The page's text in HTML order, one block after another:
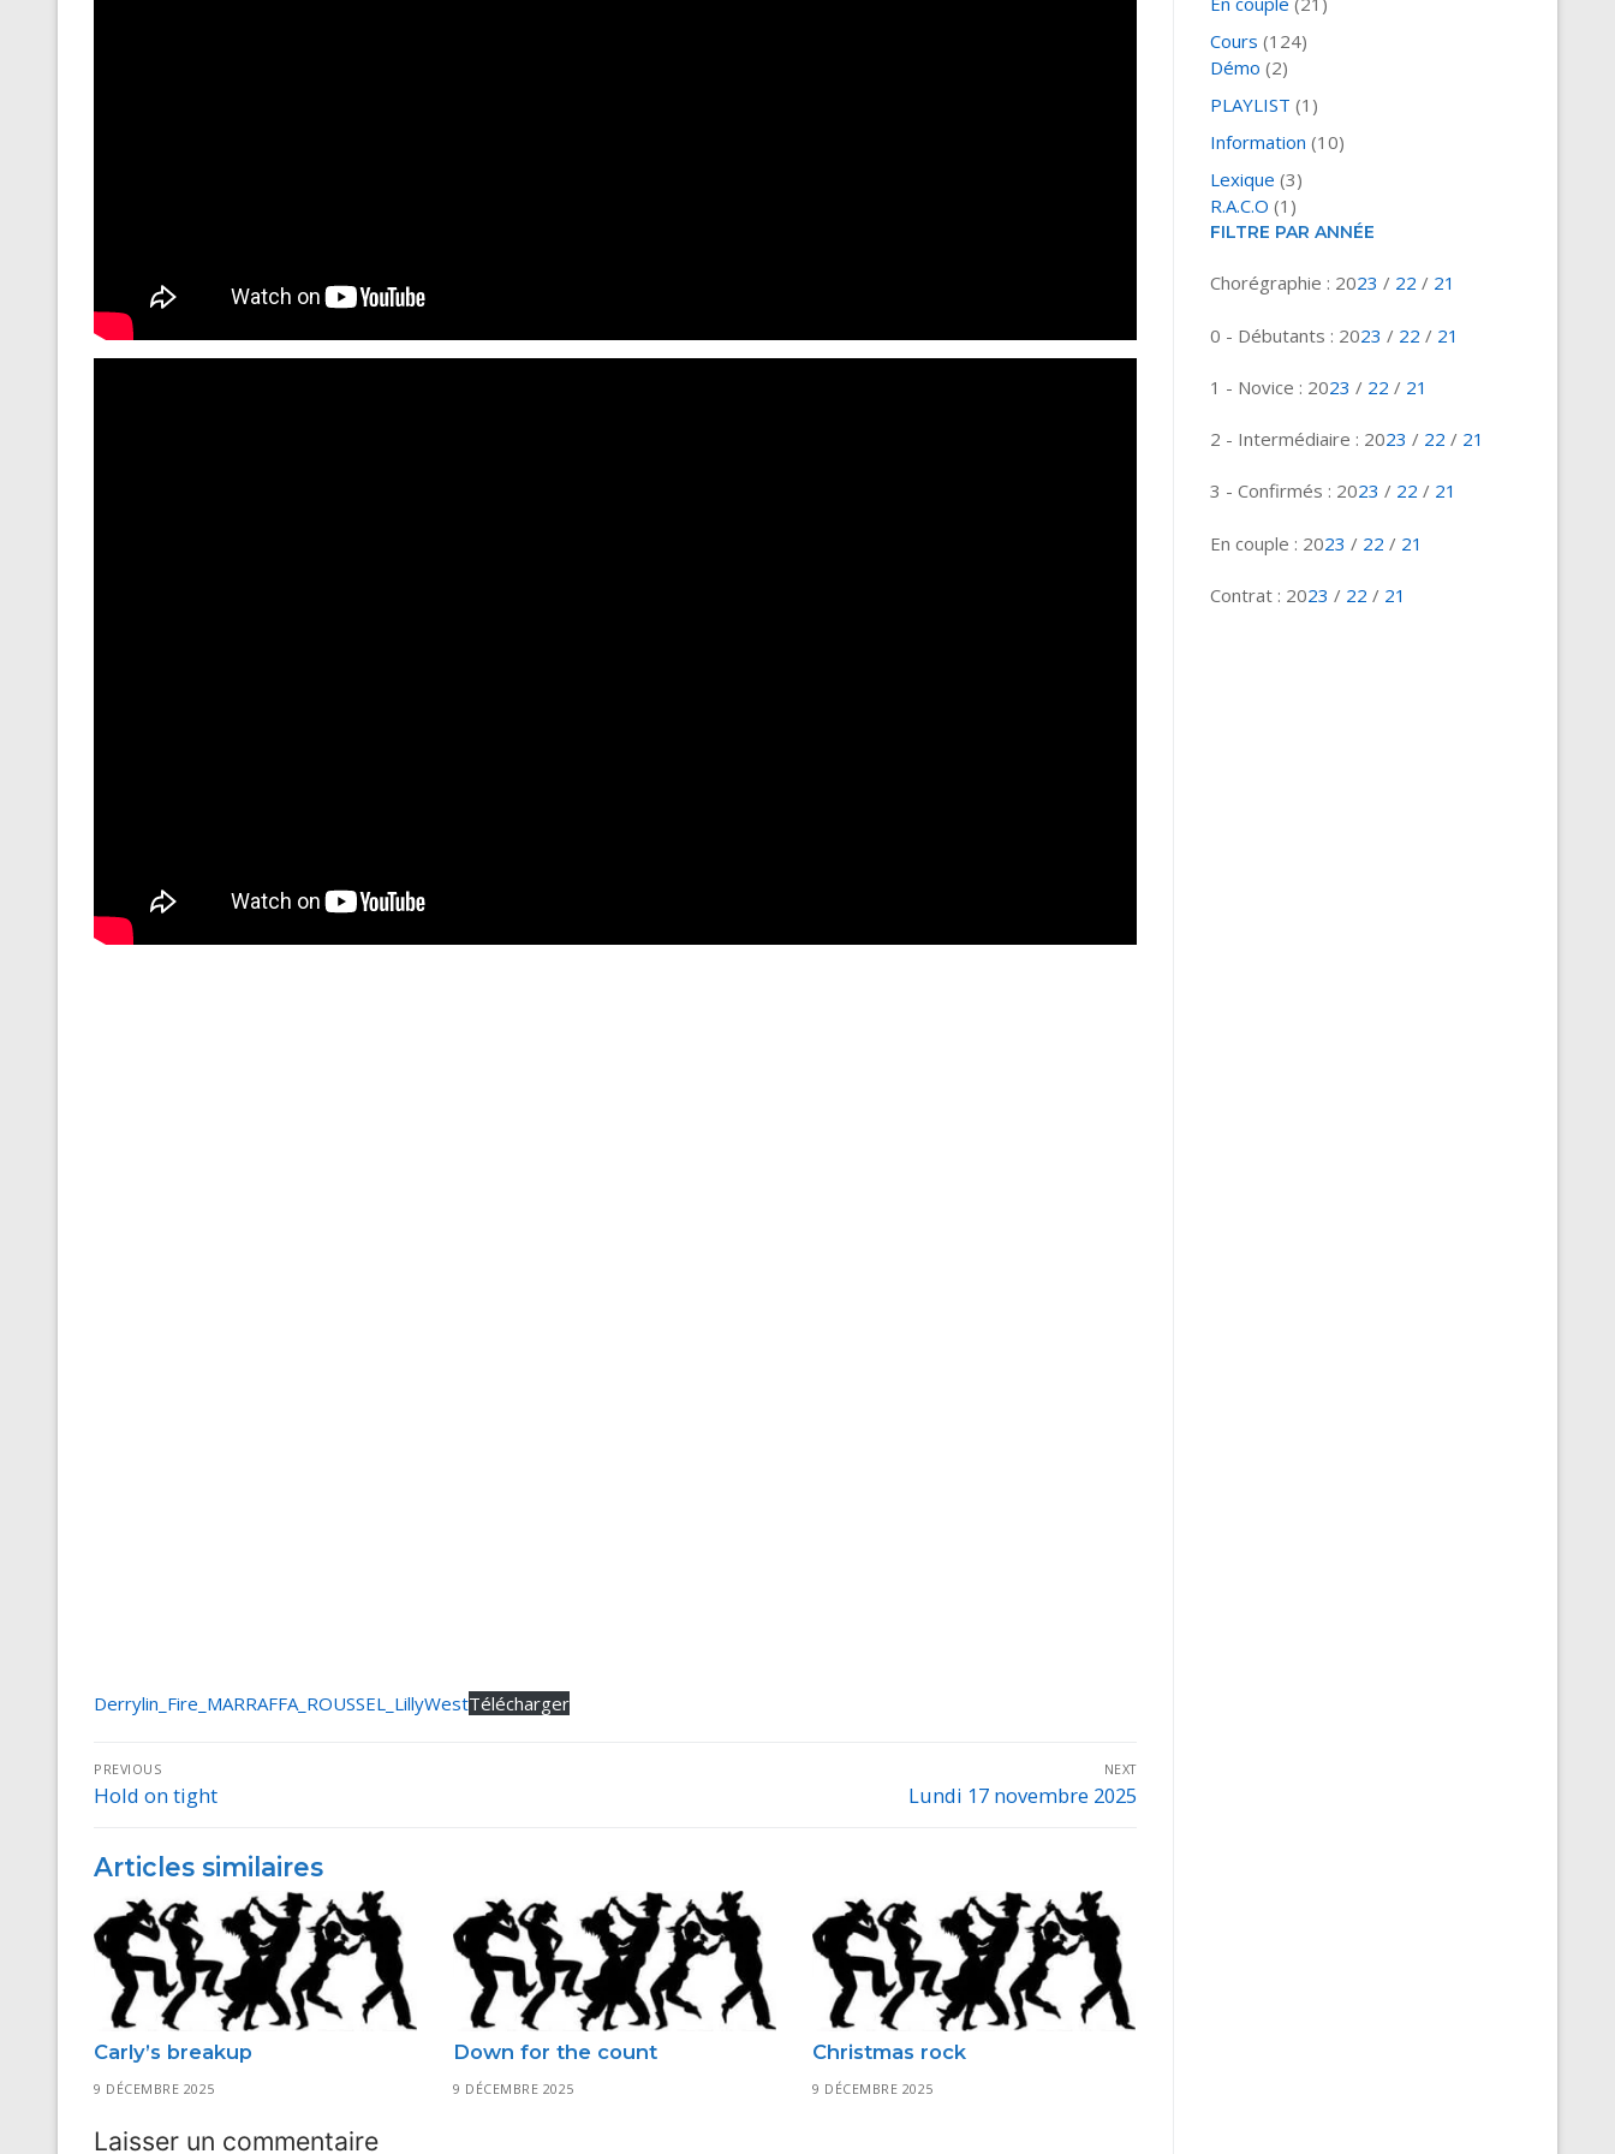
Derrylin_Fire_MARRAFFA_ROUSSEL_LillyWestTélécharger
Navigation
de
l’article
PREVIOUS
Previous
Hold on tight
NEXT
Next
Lundi 17 novembre 2025
Articles similaires
Carly’s breakup
9 DÉCEMBRE 2025
Down for the count
9 DÉCEMBRE 2025
Christmas rock
9 DÉCEMBRE 2025
Laisser un commentaire
Cours (124)
Démo (2)
PLAYLIST (1)
Information (10)
Lexique (3)
R.A.C.O (1)
FILTRE PAR ANNÉE
Chorégraphie : 2023 / 22 / 21
0 - Débutants : 2023 / 22 / 21
1 - Novice : 2023 / 22 / 21
2 - Intermédiaire : 2023 / 22 / 21
3 - Confirmés : 2023 / 22 / 21
En couple : 2023 / 22 / 21
Contrat : 2023 / 22 / 21